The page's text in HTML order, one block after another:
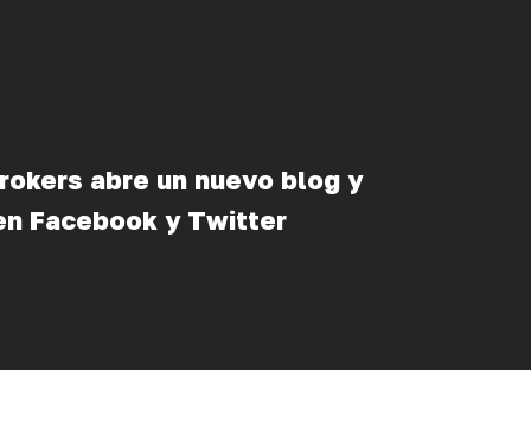
abre un nuevo blog y
Facebook y Twitter